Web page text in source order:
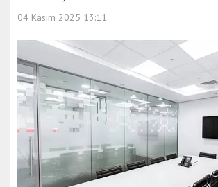
04 Kasım 2025 13:11